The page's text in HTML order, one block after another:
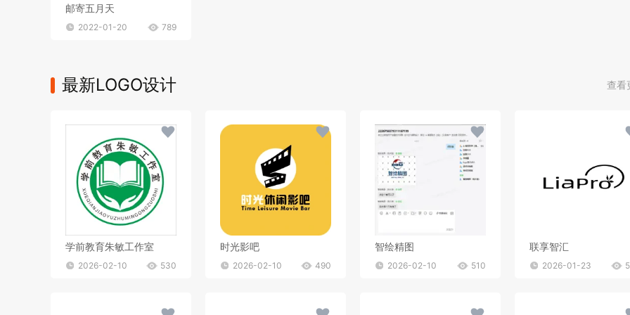
邮寄五月天
2022-01-20 789
最新LOGO设计 查看
学前教育朱敏工作室
2026-02-10 530
时光影吧
2026-02-10 490
智绘精图
2026-02-10 510
联享智汇
2026-01-23